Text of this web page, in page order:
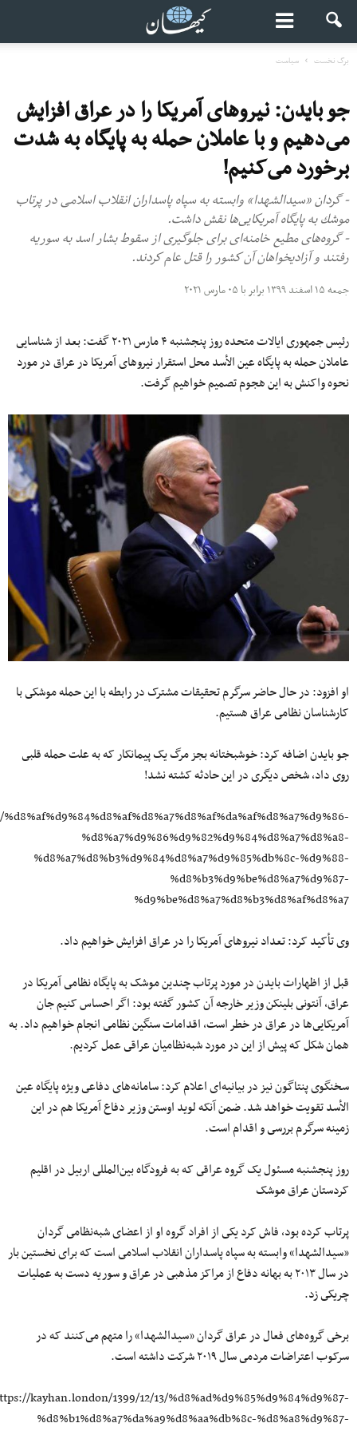
برگ نخست سیاست
جو بایدن: نیروهاى آمریکا را در عراق افزایش
مى‌دهیم و با عاملان حمله به پایگاه به شدت
برخورد مى‌کنیم!
- گردان «سید‌الشهدا» وابسته به سپاه پاسداران انقلاب اسلامی در پرتاب
موشك به پایگاه آمریكایى‌ها نقش داشت.
- گروه‌هاى مطیع خامنه‌اى براى جلوگیرى از سقوط بشار اسد به سوریه
رفتند و آزادیخواهان آن كشور را قتل عام كردند.
جمعه ۱۵ اسفند ۱۳۹۹ برابر با ۰۵ مارس ۲۰۲۱
رئیس جمهورى ایالات متحده روز پنجشنبه ۴ مارس ۲۰۲۱ گفت: بعد از شناسایى
عاملان حمله به پایگاه عین الأسد محل استقرار نیروهاى آمریکا در عراق در مورد
نحوه واکنش به این هجوم تصمیم خواهیم گرفت.
او افزود: در حال حاضر سرگرم تحقیقات مشترک در رابطه با این حمله موشکى با
کارشناسان نظامى عراق هستیم.
جو بایدن اضافه کرد: خوشبختانه بجز مرگ یک پیمانکار که به علت حمله قلبى
روى داد، شخص دیگرى در این حادثه کشته نشد!
%d8%a7%d9%86%d9%82%d9%84%d8%a7%d8%a8-
%d8%a7%d8%b3%d9%84%d8%a7%d9%85%db%8c-%d9%88-
%d8%b3%d9%be%d8%a7%d9%87-
%d9%be%d8%a7%d8%b3%d8%af%d8%a7
وى تأکید کرد: تعداد نیروهاى آمریکا را در عراق افزایش خواهیم داد.
قبل از اظهارات بایدن در مورد پرتاب چندین موشک به پایگاه نظامى آمریکا در
عراق، آنتونى بلینکن وزیر خارجه آن کشور گفته بود: اگر احساس کنیم جان
آمریکایى‌ها در عراق در خطر است، اقدامات سنگین نظامى انجام خواهیم داد. به
همان شکل که پیش از این در مورد شبه‌نظامیان عراقى عمل کردیم.
سخنگوى پنتاگون نیز در بیانیه‌اى اعلام کرد: سامانه‌هاى دفاعى ویژه پایگاه عین
الأسد تقویت خواهد شد. ضمن آنکه لوید اوستن وزیر دفاع آمریکا هم در این
زمینه سرگرم بررسى و اقدام است.
روز پنجشنبه مسئول یک گروه عراقى که به فرودگاه بین‌المللى اربیل در اقلیم
کردستان عراق موشک
پرتاب کرده بود، فاش کرد یکى از افراد گروه او از اعضاى شبه‌نظامى گردان
«سیدالشهدا» وابسته به سپاه پاسداران انقلاب اسلامى است که براى نخستین بار
در سال ٢٠١٣ به بهانه دفاع از مراکز مذهبى در عراق و سوریه دست به عملیات
چریکى زد.
برخى گروه‌هاى فعال در عراق گردان «سیدالشهدا» را متهم مى‌کنند که در
سرکوب اعتراضات مردمى سال ٢٠١٩ شرکت داشته است.
kayhan.london/1399/12/13/%d8%ad%d9%85%d9%84%d9%87-
%d8%b1%d8%a7%da%a9%d8%aa%db%8c-%d8%a8%d9%87-